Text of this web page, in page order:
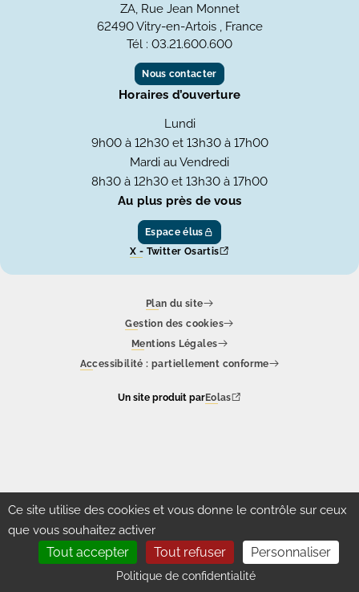
Ce site utilise des cookies et vous donne le contrôle sur ceux
que vous souhaitez activer
Tout accepter Tout refuser Personnaliser
Politique de confidentialité
ZA, Rue Jean Monnet
62490 Vitry-en-Artois , France
Tél : 03.21.600.600
Nous contacter
Horaires d’ouverture
Lundi
9h00 à 12h30 et 13h30 à 17h00
Mardi au Vendredi
8h30 à 12h30 et 13h30 à 17h00
Au plus près de vous
Espace élus
X - Twitter Osartis
Plan du site
Gestion des cookies
Mentions Légales
Accessibilité : partiellement conforme
Un site produit parEolas